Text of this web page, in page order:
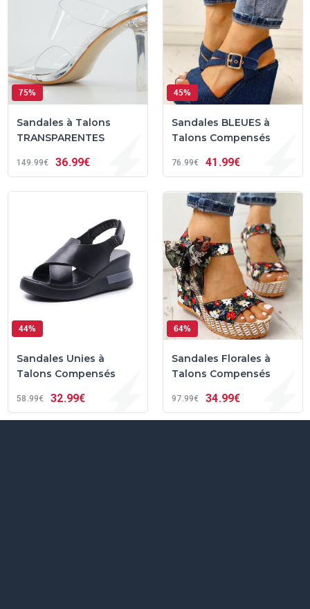
75%
Sandales à Talons
TRANSPARENTES
149 99€ 36 99€
45%
Sandales BLEUES à
Talons Compensés
76 99€ 41 99€
44%
Sandales Unies à
Talons Compensés
58 99€ 32 99€
64%
Sandales Florales à
Talons Compensés
97 99€ 34 99€